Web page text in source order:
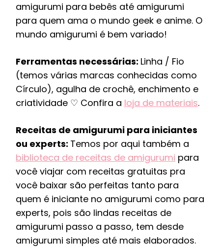
amigurumi para bebês até amigurumi
para quem ama o mundo geek e anime. O
mundo amigurumi é bem variado!
Ferramentas necessárias: Linha / Fio
(temos várias marcas conhecidas como
Círculo), agulha de crochê, enchimento e
criatividade ♡ Confira a loja de materiais.
Receitas de amigurumi para iniciantes
ou experts: Temos por aqui também a
biblioteca de receitas de amigurumi para
você viajar com receitas gratuitas pra
você baixar são perfeitas tanto para
quem é iniciante no amigurumi como para
experts, pois são lindas receitas de
amigurumi passo a passo, tem desde
amigurumi simples até mais elaborados.